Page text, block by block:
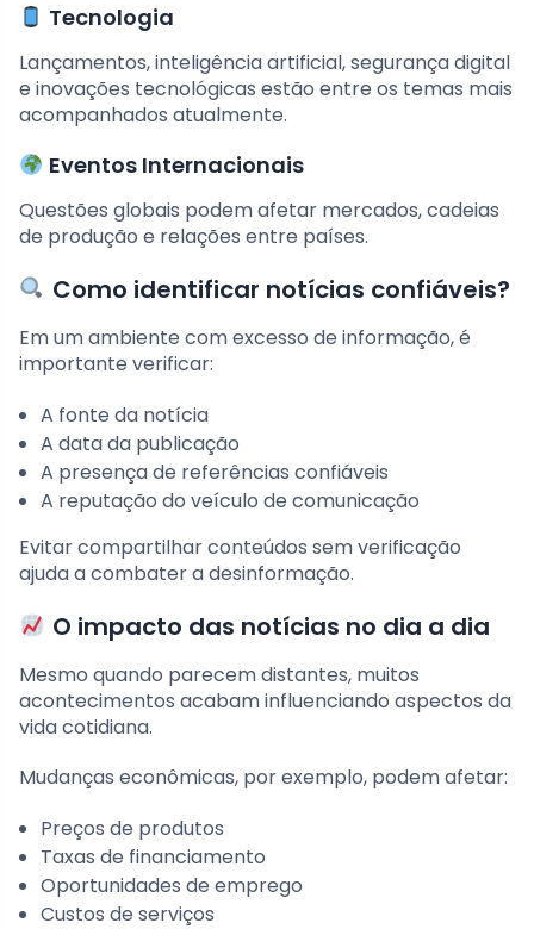
Tecnologia
Lançamentos, inteligência artificial, segurança digital
e inovações tecnológicas estão entre os temas mais
acompanhados atualmente.
Eventos Internacionais
Questões globais podem afetar mercados, cadeias
de produção e relações entre países.
Como identificar notícias confiáveis?
Em um ambiente com excesso de informação, é
importante verificar:
A fonte da notícia
A data da publicação
A presença de referências confiáveis
A reputação do veículo de comunicação
Evitar compartilhar conteúdos sem verificação
ajuda a combater a desinformação.
O impacto das notícias no dia a dia
Mesmo quando parecem distantes, muitos
acontecimentos acabam influenciando aspectos da
vida cotidiana.
Mudanças econômicas, por exemplo, podem afetar:
Preços de produtos
Taxas de financiamento
Oportunidades de emprego
Custos de serviços